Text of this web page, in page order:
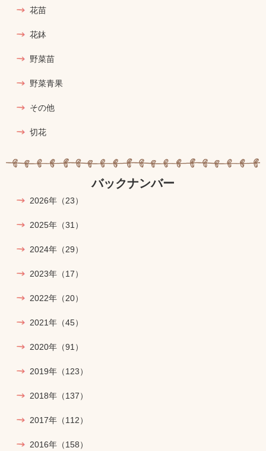
花苗
花鉢
野菜苗
野菜青果
その他
切花
バックナンバー
2026年 （23）
2025年 （31）
2024年 （29）
2023年 （17）
2022年 （20）
2021年 （45）
2020年 （91）
2019年 （123）
2018年 （137）
2017年 （112）
2016年 （158）